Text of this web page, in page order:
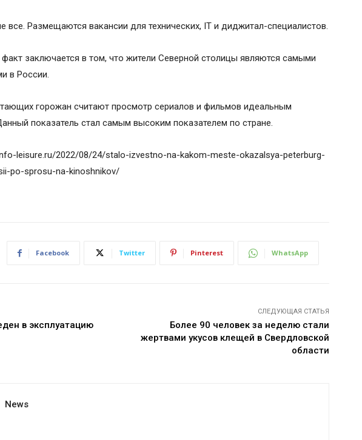
все. Размещаются вакансии для технических, IT и диджитал-специалистов.
заключается в том, что жители Северной столицы являются самыми
в России.
горожан считают просмотр сериалов и фильмов идеальным
показатель стал самым высоким показателем по стране.
leisure.ru/2022/08/24/stalo-izvestno-na-kakom-meste-okazalsya-peterburg-
po-sprosu-na-kinoshnikov/
Facebook Twitter Pinterest WhatsApp
в эксплуатацию
СЛЕДУЮЩАЯ СТАТЬЯ
Более 90 человек за неделю стали
жертвами укусов клещей в Свердловской
области
News